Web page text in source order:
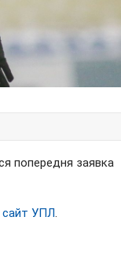
попередня заявка
сайт УПЛ.